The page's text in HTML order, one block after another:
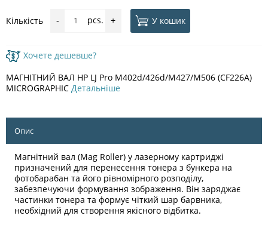
Кількість - pcs. + У кошик
Хочете дешевше?
МАГНІТНИЙ ВАЛ HP LJ Pro M402d/426d/M427/M506 (CF226A)
MICROGRAPHIC Детальніше
Опис
Магнітний вал (Mag Roller) у лазерному картриджі
призначений для перенесення тонера з бункера на
фотобарабан та його рівномірного розподілу,
забезпечуючи формування зображення. Він заряджає
частинки тонера та формує чіткий шар барвника,
необхідний для створення якісного відбитка.